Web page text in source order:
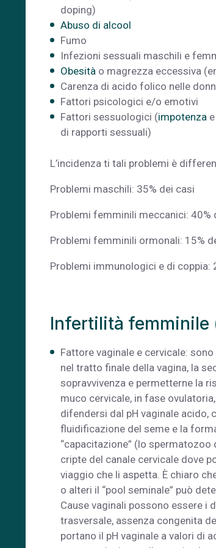
doping)
Abuso di alcool
Fumo
Infezioni sessuali maschili e
Obesità o magrezza eccessiva
Carenza di acido folico nelle
Fattori psicologici e/o emotivi
Fattori sessuologici (impotenza
di rapporti sessuali)
L’incidenza ti tali problemi è
Problemi maschili: 35% dei casi
Problemi femminili meccanici: 40%
Problemi femminili ormonali: 15%
Problemi immunologici e di
Infertilità femminile
Fattore vaginale e cervicale:
nel tratto finale della vagina, la
sopravvivenza e permetterne la
muco cervicale, in fase
difendersi dal pH vaginale acido,
fluidificazione del seme e la
“capacitazione” (lo spermatozoo
cripte del canale cervicale dove
viaggio che li aspetta. È chiaro
o alteri il “pool seminale” può
Cause vaginali possono essere
trasversale, assenza congenita
portano il pH vaginale a valori di